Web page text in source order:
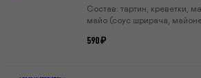
Состав: тартин, креветки,
майо (соус шрирача,
кинза, сок лайма, масло
590 ₽